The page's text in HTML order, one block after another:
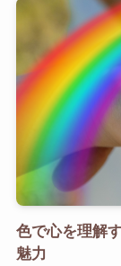
色で心を理解
魅力